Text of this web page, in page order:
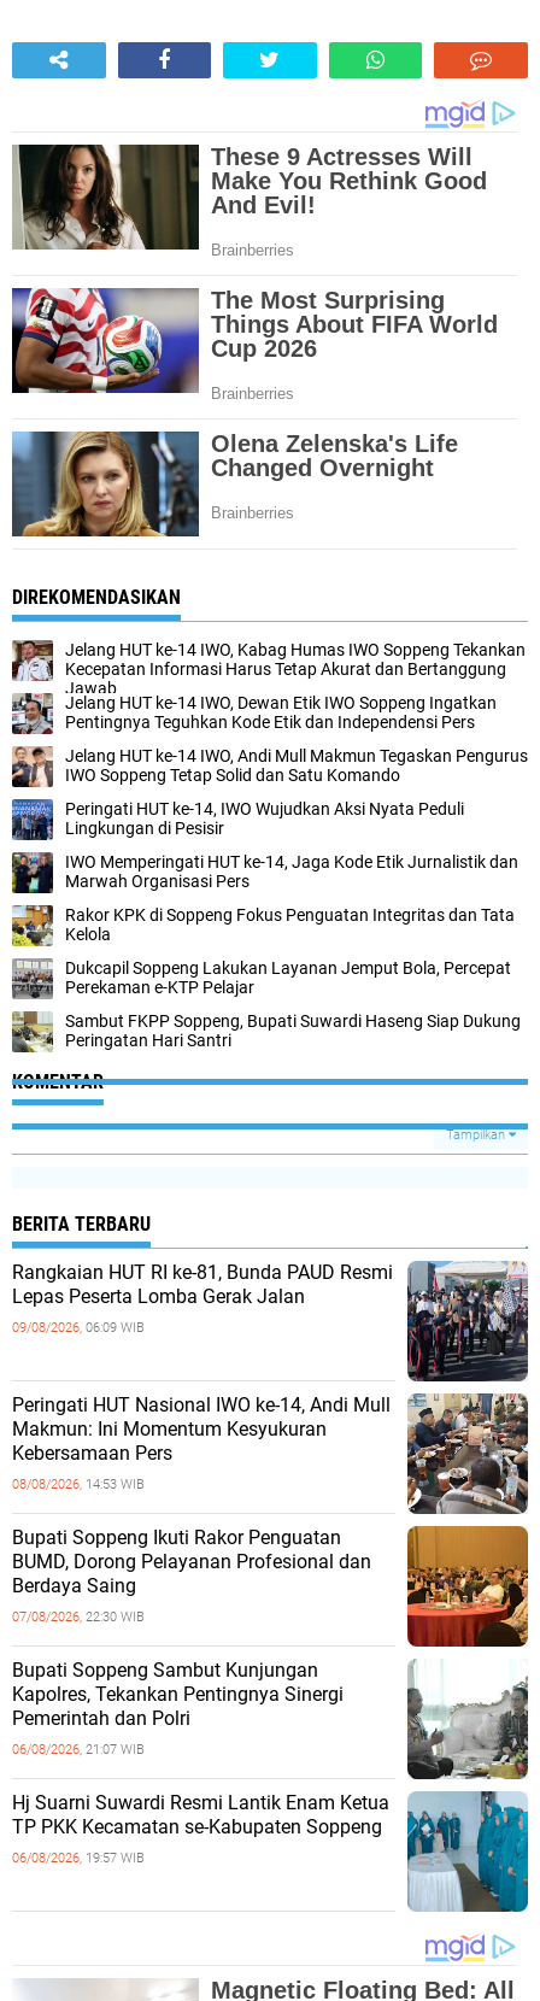
DIREKOMENDASIKAN
Jelang HUT ke-14 IWO, Kabag Humas IWO Soppeng Tekankan
Kecepatan Informasi Harus Tetap Akurat dan Bertanggung
Jawab
Jelang HUT ke-14 IWO, Dewan Etik IWO Soppeng Ingatkan
Pentingnya Teguhkan Kode Etik dan Independensi Pers
Jelang HUT ke-14 IWO, Andi Mull Makmun Tegaskan Pengurus
IWO Soppeng Tetap Solid dan Satu Komando
Peringati HUT ke-14, IWO Wujudkan Aksi Nyata Peduli
Lingkungan di Pesisir
IWO Memperingati HUT ke-14, Jaga Kode Etik Jurnalistik dan
Marwah Organisasi Pers
Rakor KPK di Soppeng Fokus Penguatan Integritas dan Tata
Kelola
Dukcapil Soppeng Lakukan Layanan Jemput Bola, Percepat
Perekaman e-KTP Pelajar
Sambut FKPP Soppeng, Bupati Suwardi Haseng Siap Dukung
Peringatan Hari Santri
KOMENTAR
Tampilkan
BERITA TERBARU
Rangkaian HUT RI ke-81, Bunda PAUD Resmi
Lepas Peserta Lomba Gerak Jalan
09/08/2026, 06:09 WIB
Peringati HUT Nasional IWO ke-14, Andi Mull
Makmun: Ini Momentum Kesyukuran
Kebersamaan Pers
08/08/2026, 14:53 WIB
Bupati Soppeng Ikuti Rakor Penguatan
BUMD, Dorong Pelayanan Profesional dan
Berdaya Saing
07/08/2026, 22:30 WIB
Bupati Soppeng Sambut Kunjungan
Kapolres, Tekankan Pentingnya Sinergi
Pemerintah dan Polri
06/08/2026, 21:07 WIB
Hj Suarni Suwardi Resmi Lantik Enam Ketua
TP PKK Kecamatan se-Kabupaten Soppeng
06/08/2026, 19:57 WIB